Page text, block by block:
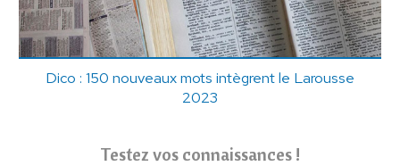
Dico : 150 nouveaux mots intègrent le Larousse
2023
Testez vos connaissances !